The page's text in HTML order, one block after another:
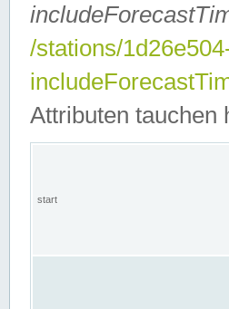
/stations/
Attributen tauchen
start